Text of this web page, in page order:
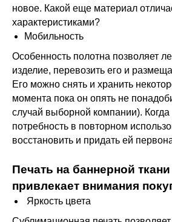
новое. Какой еще материал
характеристиками?
Мобильность
Особенность полотна позволяет
изделие, перевозить его и
Его можно снять и хранить
момента пока он опять не
случай выборной компании). Когда
потребность в повторном
восстановить и придать ей
Печать на баннерной
привлекает внимания
Яркость цвета